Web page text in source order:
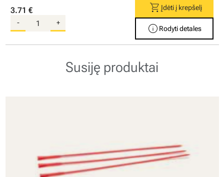
3.71 €
- +
shopping_cartĮdėti į krepšelį
info Rodyti detales
Susiję produktai